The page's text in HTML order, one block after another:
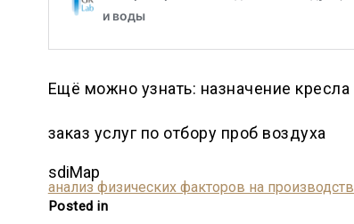
Ещё можно узнать: назначение кресла
заказ услуг по отбору проб воздуха
sdiMap
анализ физических факторов на
Posted in